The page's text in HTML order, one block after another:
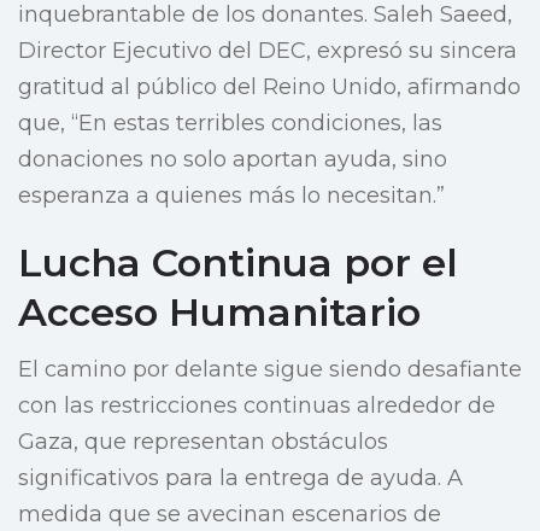
inquebrantable de los donantes. Saleh Saeed,
Director Ejecutivo del DEC, expresó su sincera
gratitud al público del Reino Unido, afirmando
que, “En estas terribles condiciones, las
donaciones no solo aportan ayuda, sino
esperanza a quienes más lo necesitan.”
Lucha Continua por el
Acceso Humanitario
El camino por delante sigue siendo desafiante
con las restricciones continuas alrededor de
Gaza, que representan obstáculos
significativos para la entrega de ayuda. A
medida que se avecinan escenarios de